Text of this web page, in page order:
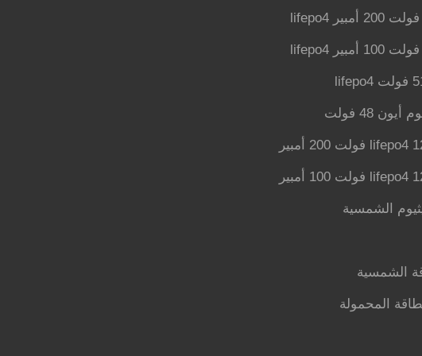
48 فولت
الشمسية
الشمسية
المحمولة